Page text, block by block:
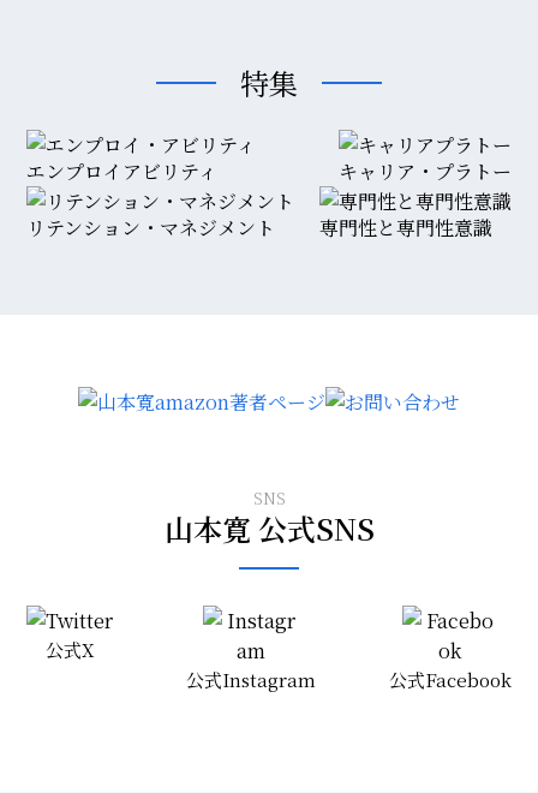
特集
エンプロイアビリティ キャリア・プラトー
リテンション・マネジメント 専門性と専門性意識
SNS
山本寛 公式SNS
公式X
公式Instagram
公式Facebook